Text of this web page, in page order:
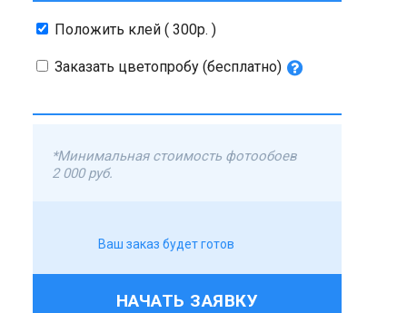
Положить клей ( 300р. )
Заказать цветопробу (бесплатно)
*Минимальная стоимость фотообоев
2 000 руб.
Ваш заказ будет готов
НАЧАТЬ ЗАЯВКУ